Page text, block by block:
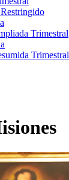
Trimestral
Trimestral